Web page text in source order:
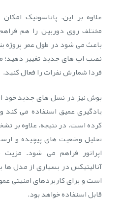
مختلف روی دوربین را هم
باعث می شود در طول عمر پروژه
نصب اپ های جدید تغییر دهید؛
فردا شمارش نفرات را فعال کنید.
بوش نیز در نسل های جدید خود
کرده است. در نتیجه، علاوه بر
تحلیل وضعیت های پیچیده و
اپراتور فراهم می شود.
آنالیتیکس در بسیاری از مدل
است و برای کاربردهای امنیتی
قابل استفاده خواهد بود.